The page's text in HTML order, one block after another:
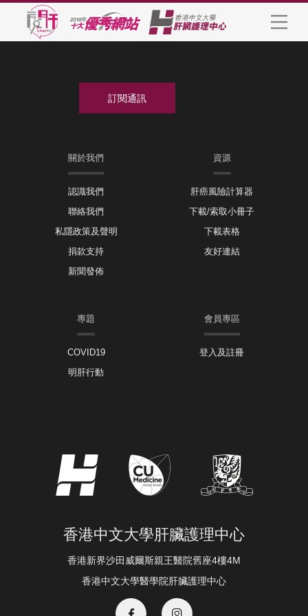
關於我們
認識我們
聯絡我們
私隱政策及聲明
捐款支持
新聞發佈
資源
肝癌風險計算器
下載/索取小冊子
下載表格
友好連結
專題
COVID19
明肝行動
會員專區
登入及註冊
香港中文大學肝臟護理中心
香港新界沙田威爾斯親王醫院舊座4樓4M
香港中文大學醫學院肝臟護理中心